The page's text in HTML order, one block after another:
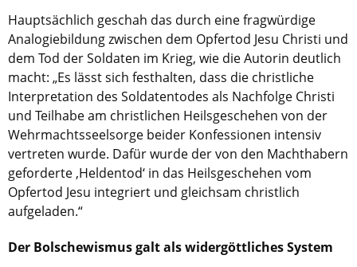
Hauptsächlich geschah das durch eine fragwürdige
Analogiebildung zwischen dem Opfertod Jesu Christi und
dem Tod der Soldaten im Krieg, wie die Autorin deutlich
macht: „Es lässt sich festhalten, dass die christliche
Interpretation des Soldatentodes als Nachfolge Christi
und Teilhabe am christlichen Heilsgeschehen von der
Wehrmachtsseelsorge beider Konfessionen intensiv
vertreten wurde. Dafür wurde der von den Machthabern
geforderte ‚Heldentod‘ in das Heilsgeschehen vom
Opfertod Jesu integriert und gleichsam christlich
aufgeladen.“
Der Bolschewismus galt als widergöttliches System